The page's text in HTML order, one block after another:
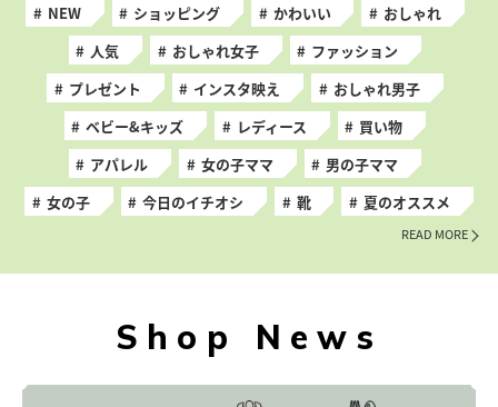
NEW ショッピング かわいい
おしゃれ
人気
おしゃれ女子
ファッション
プレゼント
インスタ映え
おしゃれ男子
ベビー&キッズ
レディース
買い物
アパレル
女の子ママ
男の子ママ
女の子
今日のイチオシ 靴 夏のオススメ
READ MORE
Shop News